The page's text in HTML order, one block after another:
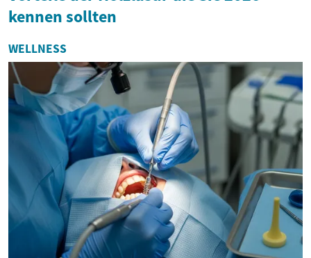
kennen sollten
WELLNESS